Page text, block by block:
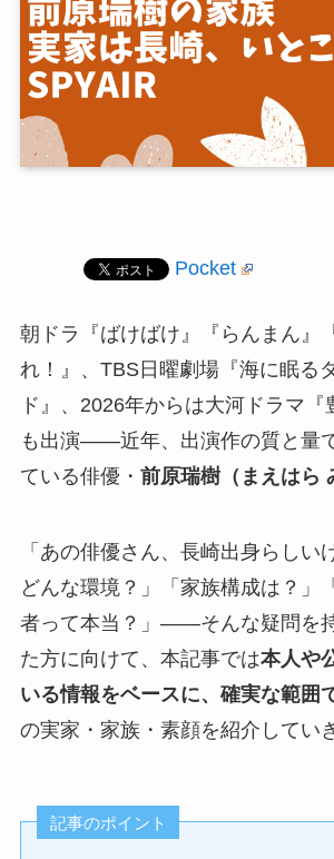
Pocket
朝ドラ『ばけばけ』『らんまん』
れ！』、TBS日曜劇場『海に眠る
ド』、2026年からは大河ドラマ『
も出演――近年、出演作の質と量
ている俳優・ 前原瑞樹（まえはら
「あの俳優さん、長崎出身らしい
どんな環境？」「家族構成は？」
者って本当？」――そんな疑問を
た方に向けて、本記事では本人や
いる情報をベースに、確実な範囲
の実家・家族・素顔を紹介してい
記事のポイント